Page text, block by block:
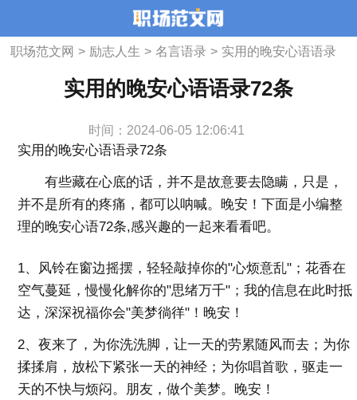
职场范文网 > 励志人生 > 名言语录 > 实用的晚安心语语录
实用的晚安心语语录72条
时间：2024-06-05 12:06:41
实用的晚安心语语录72条
有些藏在心底的话，并不是故意要去隐瞒，只是，
并不是所有的疼痛，都可以呐喊。晚安！下面是小编整
理的晚安心语72条,感兴趣的一起来看看吧。
1、风铃在窗边摇摆，轻轻敲掉你的"心烦意乱"；花香在
空气蔓延，慢慢化解你的"思绪万千"；我的信息在此时抵
达，深深祝福你会"美梦徜徉"！晚安！
2、夜来了，为你洗洗脚，让一天的劳累随风而去；为你
揉揉肩，放松下紧张一天的神经；为你唱首歌，驱走一
天的不快与烦闷。朋友，做个美梦。晚安！